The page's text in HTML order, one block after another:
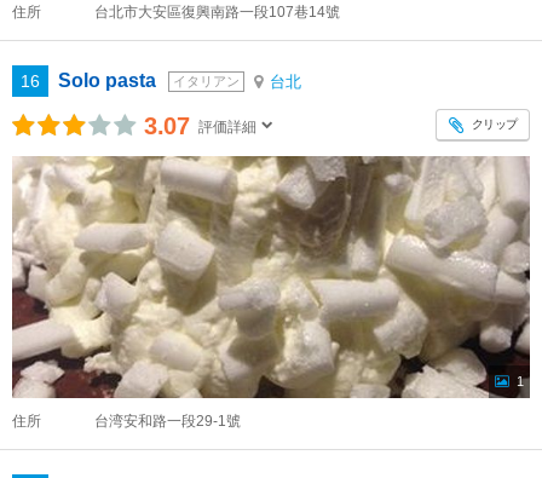
住所 台北市大安區復興南路一段107巷14號
16 Solo pasta イタリアン 台北
3.07 評価詳細 クリップ
1
住所 台湾安和路一段29-1號